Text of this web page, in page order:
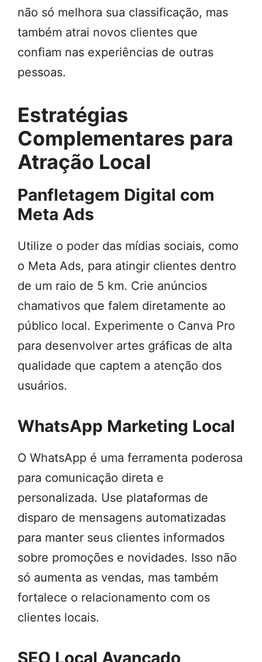
não só melhora sua classificação, mas
também atrai novos clientes que
confiam nas experiências de outras
pessoas.
Estratégias
Complementares para
Atração Local
Panfletagem Digital com
Meta Ads
Utilize o poder das mídias sociais, como
o Meta Ads, para atingir clientes dentro
de um raio de 5 km. Crie anúncios
chamativos que falem diretamente ao
público local. Experimente o Canva Pro
para desenvolver artes gráficas de alta
qualidade que captem a atenção dos
usuários.
WhatsApp Marketing Local
O WhatsApp é uma ferramenta poderosa
para comunicação direta e
personalizada. Use plataformas de
disparo de mensagens automatizadas
para manter seus clientes informados
sobre promoções e novidades. Isso não
só aumenta as vendas, mas também
fortalece o relacionamento com os
clientes locais.
SEO Local Avançado